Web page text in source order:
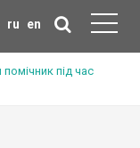
ru en
під час